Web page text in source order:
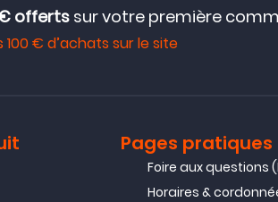
€ offerts sur votre première
100 € d’achats sur le site
Pages pratiques
Foire aux questions
Horaires &